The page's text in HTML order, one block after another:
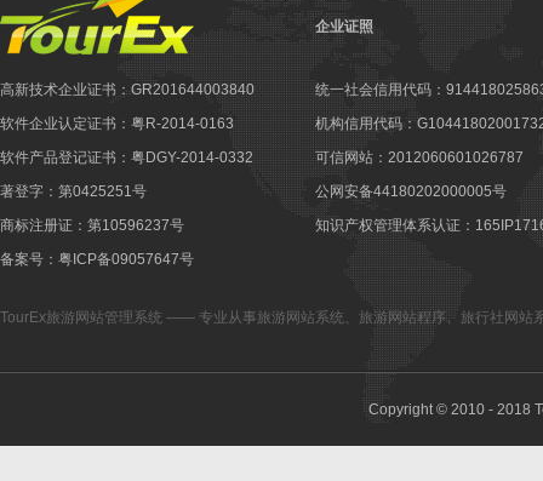
高新技术企业证书：GR201644003840
软件企业认定证书：粤R-2014-0163
软件产品登记证书：粤DGY-2014-0332
著登字：第0425251号
商标注册证：第10596237号
备案号：粤ICP备09057647号
企业证照
统一社会信用代码：
机构信用代码：
可信网站：2012060601026787
公网安备44180202000005号
知识产权管理体系认证：
TourEx旅游网站管理系统 —— 专业从事旅游网站系统 旅游网站程序、 旅行社网站
Copyright © 2010 - 2018